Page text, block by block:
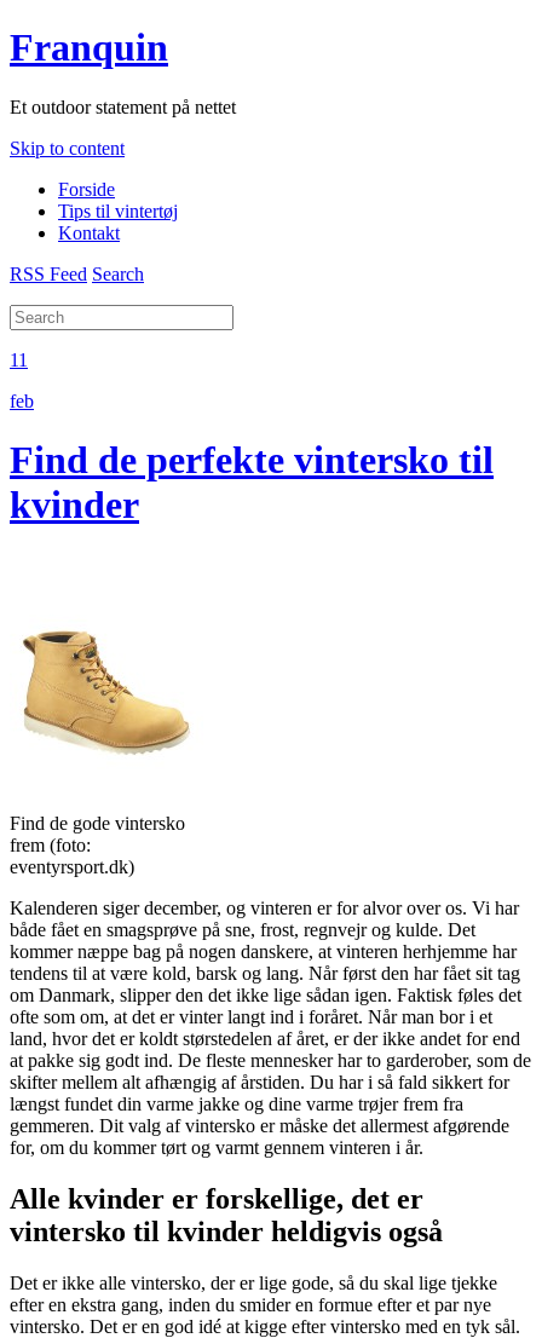
Franquin
Et outdoor statement på nettet
Skip to content
Forside
Tips til vintertøj
Kontakt
RSS Feed Search
11
feb
Find de perfekte vintersko til
kvinder
Find de gode vintersko
frem (foto:
eventyrsport.dk)
Kalenderen siger december, og vinteren er for alvor over os. Vi har
både fået en smagsprøve på sne, frost, regnvejr og kulde. Det
kommer næppe bag på nogen danskere, at vinteren herhjemme har
tendens til at være kold, barsk og lang. Når først den har fået sit tag
om Danmark, slipper den det ikke lige sådan igen. Faktisk føles det
ofte som om, at det er vinter langt ind i foråret. Når man bor i et
land, hvor det er koldt størstedelen af året, er der ikke andet for end
at pakke sig godt ind. De fleste mennesker har to garderober, som de
skifter mellem alt afhængig af årstiden. Du har i så fald sikkert for
længst fundet din varme jakke og dine varme trøjer frem fra
gemmeren. Dit valg af vintersko er måske det allermest afgørende
for, om du kommer tørt og varmt gennem vinteren i år.
Alle kvinder er forskellige, det er
vintersko til kvinder heldigvis også
Det er ikke alle vintersko, der er lige gode, så du skal lige tjekke
efter en ekstra gang, inden du smider en formue efter et par nye
vintersko. Det er en god idé at kigge efter vintersko med en tyk sål.